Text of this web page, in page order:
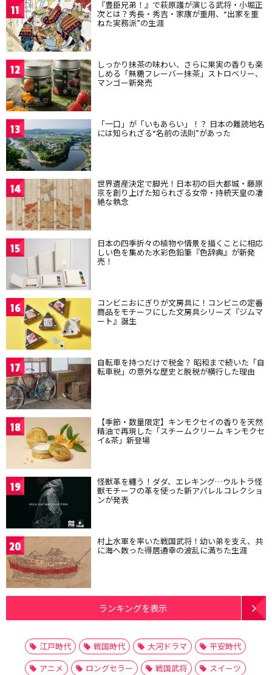
11 『豊臣兄弟！』で萩原護が演じる武将・小堀正
次とは？秀長・秀吉・家康が重用、“出家を重
ねた実務派”の生涯
12 しっかり抹茶の味わい、さらに果実の香りも楽
しめる「無糖フレーバー抹茶」ストロベリー、
マンゴー新発売
13 「一口」が「いもあらい」！？ 日本の難読地名
には知られざる“名前の法則”があった
14 世界遺産決定で脚光！日本初の巨大都城・藤原
京を創り上げた知られざる女帝・持統天皇の凄
絶な執念
15 日本の四季折々の植物や情景を描くことに相応
しい色を集めた水彩色鉛筆『色辞典』が新発
売！
16 コンビニおにぎりが文房具に！コンビニの定番
商品をモチーフにした文房具シリーズ『ジムマ
ート』誕生
17 自転車を持つだけで税金？ 昭和まで続いた「自
転車税」の意外な歴史と脱税が横行した理由
18 【季節・数量限定】キンモクセイの香りを天然
精油で再現した「スチームクリーム キンモクセ
イ&茶」新登場
19 怪獣革を纏う！ダダ、エレキング…ウルトラ怪
獣モチーフの革を使った新アパレルコレクショ
ンが発表
20 村上水軍を率いた戦国武将！幼い弟を支え、共
に海へ散った得居通幸の波乱に満ちた生涯
ランキングを表示
江戸時代 戦国時代 大河ドラマ
平安時代
アニメ
ロングセラー 戦国武将
スイーツ